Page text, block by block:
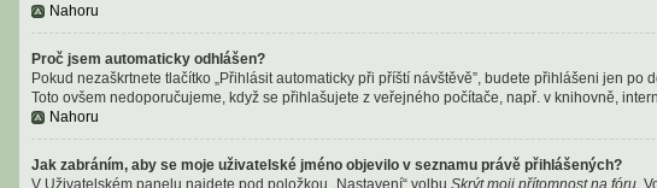
Nahoru
Proč jsem automaticky odhlášen?
Pokud nezaškrtnete tlačítko „Přihlásit automaticky při příští návštěvě”, budete přihlášeni jen
Toto ovšem nedoporučujeme, když se přihlašujete z veřejného počítače, např. v knihovně,
Nahoru
Jak zabráním, aby se moje uživatelské jméno objevilo v seznamu právě přihlášených?
V Uživatelském panelu najdete pod položkou „Nastavení“ volbu Skrýt moji přítomnost na fóru .